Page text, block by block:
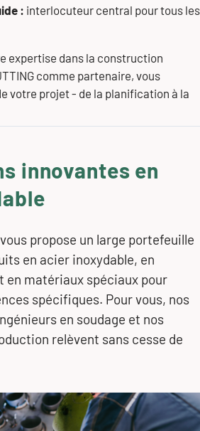
: interlocuteur central pour tous les
expertise dans la construction
comme partenaire, vous
votre projet - de la planification à la
innovantes en
propose un large portefeuille
en acier inoxydable, en
en matériaux spéciaux pour
spécifiques. Pour vous, nos
en soudage et nos
relèvent sans cesse de